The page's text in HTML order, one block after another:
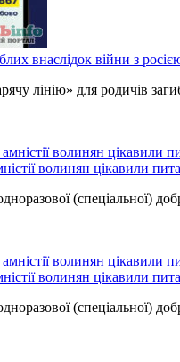
внаслідок війни з
лінію» для родичів
волинян цікавили
(спеціальної)
волинян цікавили
(спеціальної)